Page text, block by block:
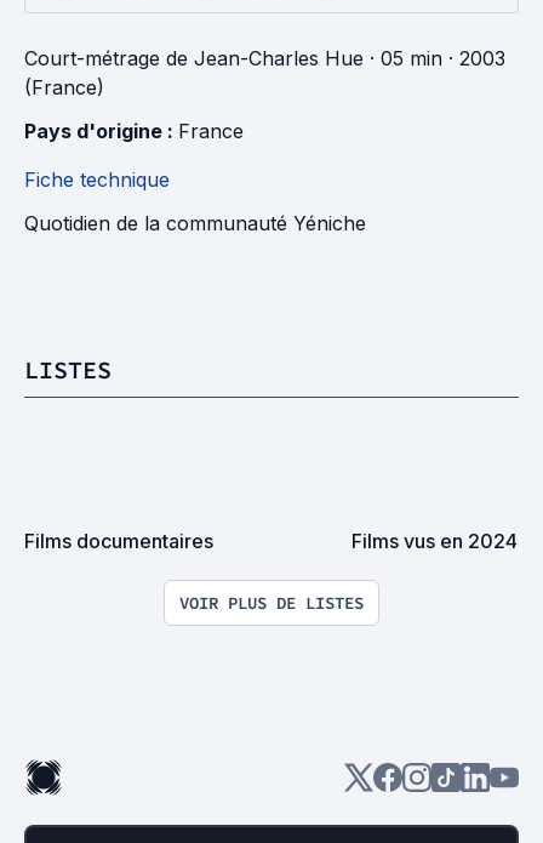
Court-métrage de Jean-Charles Hue · 05 min · 2003
(France)
Pays d'origine : France
Fiche technique
Quotidien de la communauté Yéniche
LISTES
Films documentaires Films vus en 2024
VOIR PLUS DE LISTES